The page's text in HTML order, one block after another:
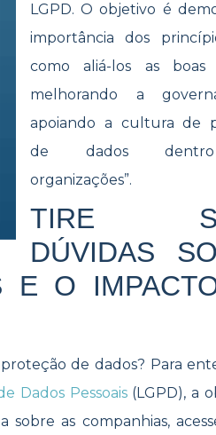
LGPD. O objetivo é
importância dos
como aliá-los as boas
melhorando a
apoiando a cultura de
de dados
organizações”.
TIRE
DÚVIDAS
E O
de dados? Para
Dados Pessoais(LGPD), a
as companhias,